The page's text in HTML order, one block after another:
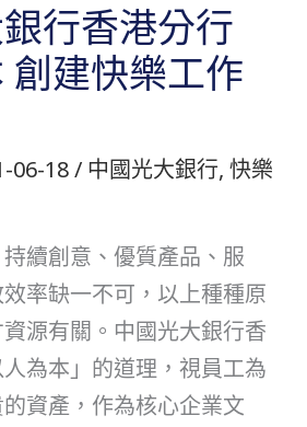
行香港分行
創建快樂工作
06-18/ 中國光大銀行, 快樂
續創意、優質產品、服
率缺一不可，以上種種原
源有關。中國光大銀行香
為本」的道理，視員工為
資產，作為核心企業文